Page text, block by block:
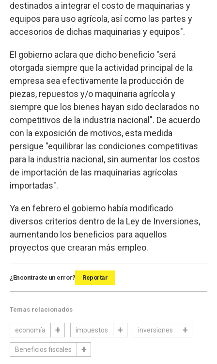
destinados a integrar el costo de maquinarias y
equipos para uso agrícola, así como las partes y
accesorios de dichas maquinarias y equipos".
El gobierno aclara que dicho beneficio "será
otorgada siempre que la actividad principal de la
empresa sea efectivamente la producción de
piezas, repuestos y/o maquinaria agrícola y
siempre que los bienes hayan sido declarados no
competitivos de la industria nacional". De acuerdo
con la exposición de motivos, esta medida
persigue "equilibrar las condiciones competitivas
para la industria nacional, sin aumentar los costos
de importación de las maquinarias agrícolas
importadas".
Ya en febrero el gobierno había modificado
diversos criterios dentro de la Ley de Inversiones,
aumentando los beneficios para aquellos
proyectos que crearan más empleo.
¿Encontraste un error? Reportar
Temas relacionados
economía impuestos inversiones
Beneficios fiscales